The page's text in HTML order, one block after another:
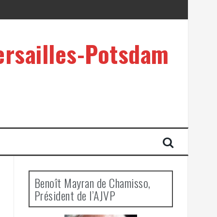
Potsdam
Benoît Mayran de Chamisso,
Président de l’AJVP